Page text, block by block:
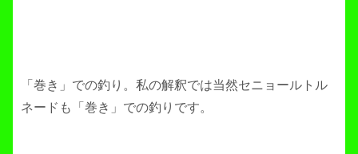
「巻き」での釣り。私の解釈では当然セニョールトル
ネードも「巻き」での釣りです。